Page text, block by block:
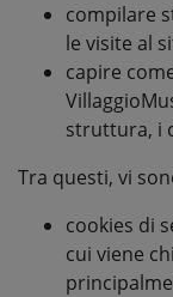
compilare
le visite al
capire
struttura, i
Tra questi, vi
cookies di
cui viene